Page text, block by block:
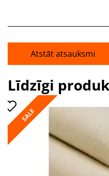
Atstāt atsauksmi
Līdzīgi
SALE